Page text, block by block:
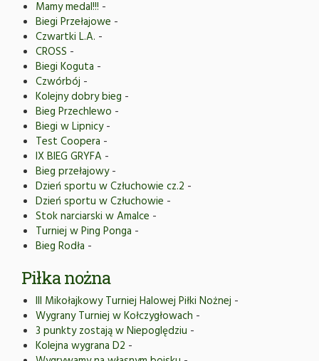
Mamy medal!!! -
Biegi Przełajowe -
Czwartki L.A. -
CROSS -
Biegi Koguta -
Czwórbój -
Kolejny dobry bieg -
Bieg Przechlewo -
Biegi w Lipnicy-
Test Coopera -
IX BIEG GRYFA -
Bieg przełajowy-
Dzień sportu w Człuchowie cz.2 -
Dzień sportu w Człuchowie -
Stok narciarski w Amalce -
Turniej w Ping Ponga -
Bieg Rodła -
Piłka nożna
III Mikołajkowy Turniej Halowej Piłki Nożnej -
Wygrany Turniej w Kołczygłowach -
3 punkty zostają w Niepoględziu -
Kolejna wygrana D2 -